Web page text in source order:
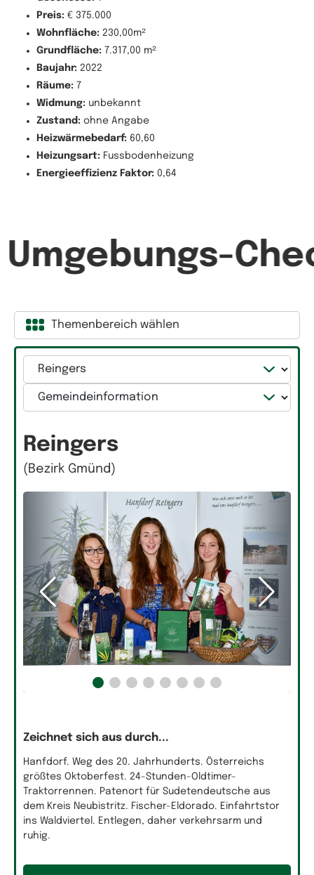
Preis: € 375.000
Wohnfläche: 230,00m²
Grundfläche:
7.317,00 m²
Baujahr: 2022
Räume: 7
Widmung: unbekannt
Zustand: ohne Angabe
Heizwärmebedarf: 60,60
Heizungsart: Fussbodenheizung
Energieeffizienz Faktor: 0,64
Umgebungs-
Themenbereich wählen
Gemeinde
Kategorie
Reingers
(Bezirk Gmünd)
Zeichnet sich aus durch...
Hanfdorf. Weg des 20. Jahrhunderts. Österreichs
größtes Oktoberfest. 24-Stunden-Oldtimer-
Traktorrennen. Patenort für Sudetendeutsche aus
dem Kreis Neubistritz. Fischer-Eldorado. Einfahrtstor
ins Waldviertel. Entlegen, daher verkehrsarm und
ruhig.